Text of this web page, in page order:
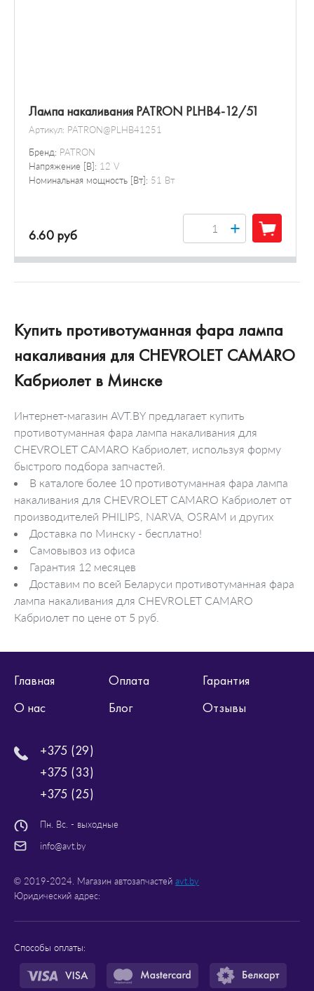
Лампа накаливания PATRON PLHB4-12/51
Артикул: PATRON@PLHB41251
Бренд: PATRON
Напряжение [В]: 12 V
Номинальная мощность [Вт]: 51 Вт
6.60 руб +
Купить противотуманная фара лампа
накаливания для CHEVROLET CAMARO
Кабриолет в Минске
Интернет-магазин AVT.BY предлагает купить
противотуманная фара лампа накаливания для
CHEVROLET CAMARO Кабриолет, используя форму
быстрого подбора запчастей.
В каталоге более 10 противотуманная фара лампа
накаливания для CHEVROLET CAMARO Кабриолет от
производителей PHILIPS, NARVA, OSRAM и других
Доставка по Минску - бесплатно!
Самовывоз из офиса
Гарантия 12 месяцев
Доставим по всей Беларуси противотуманная фара
лампа накаливания для CHEVROLET CAMARO
Кабриолет по цене от 5 руб.
Главная Оплата
Гарантия
О нас
Блог Отзывы
+375 (29)
+375 (33)
+375 (25)
Пн. Вс. - выходные
info@avt.by
© 2019-2024. Магазин автозапчастей avt.by
Юридический адрес:
Способы оплаты: